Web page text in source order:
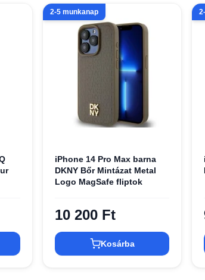
2-5 munkanap
iPhone 14 Pro Max barna
DKNY Bőr Mintázat Metal
Logo MagSafe fliptok
10 200 Ft
Kosárba